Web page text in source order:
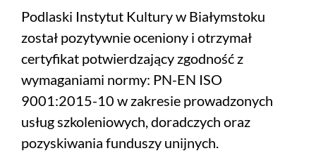
Podlaski Instytut Kultury w Białymstoku
został pozytywnie oceniony i otrzymał
certyfikat potwierdzający zgodność z
wymaganiami normy: PN-EN ISO
9001:2015-10 w zakresie prowadzonych
usług szkoleniowych, doradczych oraz
pozyskiwania funduszy unijnych.